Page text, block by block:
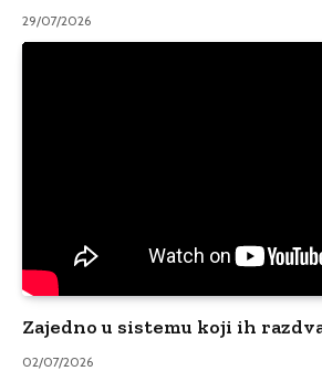
29/07/2026
Zajedno u sistemu koji ih
02/07/2026